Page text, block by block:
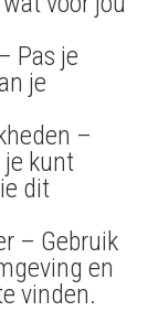
Pas je
je
–
je kunt
dit
– Gebruik
en
vinden.